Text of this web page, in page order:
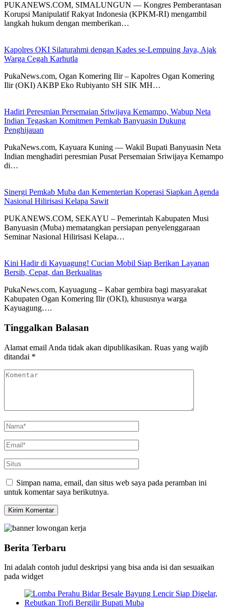
PUKANEWS.COM, SIMALUNGUN — Kongres Pemberantasan
Korupsi Manipulatif Rakyat Indonesia (KPKM-RI) mengambil
langkah hukum dengan memberikan…
Kapolres OKI Silaturahmi dengan Kades se-Lempuing Jaya, Ajak
Warga Cegah Karhutla
PukaNews.com, Ogan Komering Ilir – Kapolres Ogan Komering
Ilir (OKI) AKBP Eko Rubiyanto SH SIK MH…
Hadiri Peresmian Persemaian Sriwijaya Kemampo, Wabup Neta
Indian Tegaskan Komitmen Pemkab Banyuasin Dukung
Penghijauan
PukaNews.com, Kayuara Kuning — Wakil Bupati Banyuasin Neta
Indian menghadiri peresmian Pusat Persemaian Sriwijaya Kemampo
di…
Sinergi Pemkab Muba dan Kementerian Koperasi Siapkan Agenda
Nasional Hilirisasi Kelapa Sawit
PUKANEWS.COM, SEKAYU – Pemerintah Kabupaten Musi
Banyuasin (Muba) mematangkan persiapan penyelenggaraan
Seminar Nasional Hilirisasi Kelapa…
Kini Hadir di Kayuagung! Cucian Mobil Siap Berikan Layanan
Bersih, Cepat, dan Berkualitas
PukaNews.com, Kayuagung – Kabar gembira bagi masyarakat
Kabupaten Ogan Komering Ilir (OKI), khususnya warga
Kayuagung….
Tinggalkan Balasan
Alamat email Anda tidak akan dipublikasikan. Ruas yang wajib
ditandai *
Simpan nama, email, dan situs web saya pada peramban ini
untuk komentar saya berikutnya.
Berita Terbaru
Ini adalah contoh judul deskripsi yang bisa anda isi dan sesuaikan
pada widget